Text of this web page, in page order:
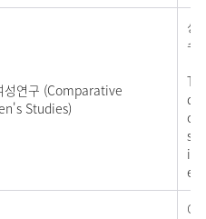
성연구 (Comparative
Studies)
상
수
of
여